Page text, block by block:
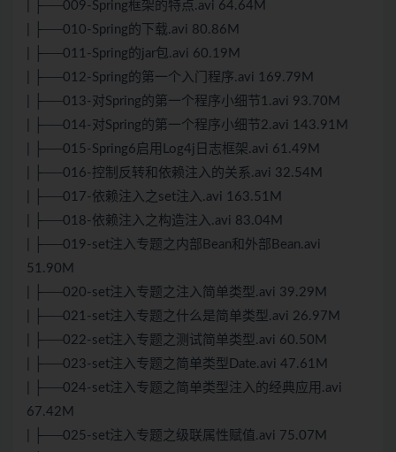
| ├──009-Spring框架的特点.avi 64.64M
| ├──010-Spring的下载.avi 80.86M
| ├──011-Spring的jar包.avi 60.19M
| ├──012-Spring的第一个入门程序.avi 169.79M
| ├──013-对Spring的第一个程序小细节1.avi 93.70M
| ├──014-对Spring的第一个程序小细节2.avi 143.91M
| ├──015-Spring6启用Log4j日志框架.avi 61.49M
| ├──016-控制反转和依赖注入的关系.avi 32.54M
| ├──017-依赖注入之set注入.avi 163.51M
| ├──018-依赖注入之构造注入.avi 83.04M
| ├──019-set注入专题之内部Bean和外部Bean.avi
51.90M
| ├──020-set注入专题之注入简单类型.avi 39.29M
| ├──021-set注入专题之什么是简单类型.avi 26.97M
| ├──022-set注入专题之测试简单类型.avi 60.50M
| ├──023-set注入专题之简单类型Date.avi 47.61M
| ├──024-set注入专题之简单类型注入的经典应用.avi
67.42M
| ├──025-set注入专题之级联属性赋值.avi 75.07M